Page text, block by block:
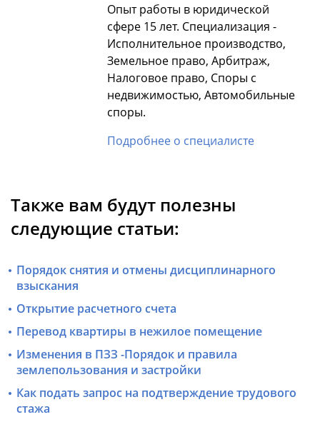
Опыт работы в юридической
сфере 15 лет. Специализация -
Исполнительное производство,
Земельное право, Арбитраж,
Налоговое право, Споры с
недвижимостью, Автомобильные
споры.
Подробнее о специалисте
Также вам будут полезны
следующие статьи:
Порядок снятия и отмены дисциплинарного
взыскания
Открытие расчетного счета
Перевод квартиры в нежилое помещение
Изменения в ПЗЗ -Порядок и правила
землепользования и застройки
Как подать запрос на подтверждение трудового
стажа